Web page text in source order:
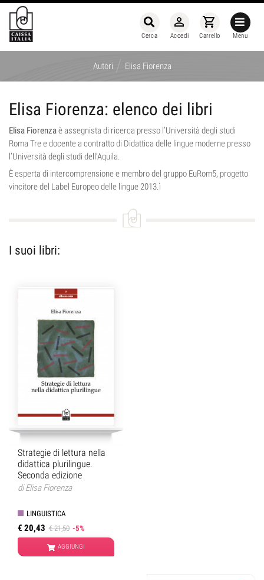
Menu
shopping_cart
Carrello
person_outline
Accedi
Cerca
Autori / Elisa Fiorenza
Elisa Fiorenza: elenco dei libri
Elisa Fiorenzaè assegnista di ricerca presso l’Università degli studi
Roma Tre e docente a contratto di Didattica delle lingue moderne presso
l’Università degli studi dell’Aquila.
È esperta di intercomprensione e membro del gruppo EuRom5, progetto
vincitore del Label Europeo delle lingue 2013.ì
I suoi libri:
Strategie di lettura nella
didattica plurilingue.
Seconda edizione
diElisa Fiorenza
LINGUISTICA
€ 20,43 € 21,50 -5%
AGGIUNGI